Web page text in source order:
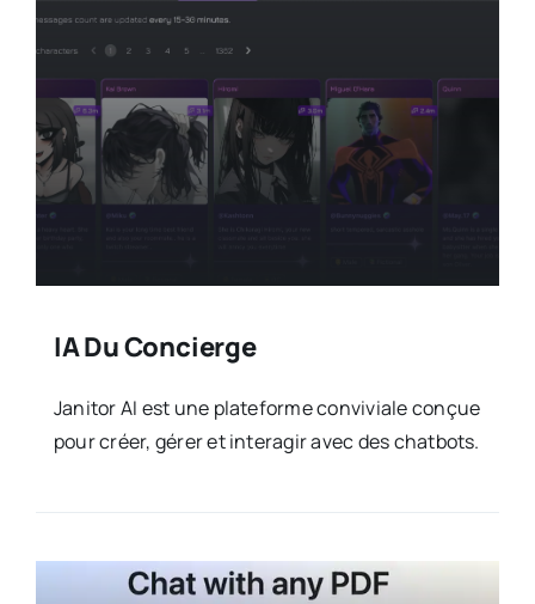
IA Du Concierge
Janitor AI est une plateforme conviviale conçue
pour créer, gérer et interagir avec des chatbots.